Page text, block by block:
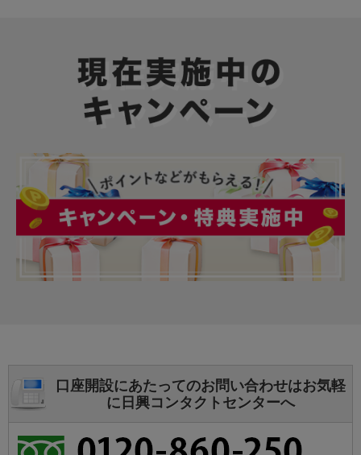
口座開設にあたってのお問い合わせはお気軽
に日興コンタクトセンターへ